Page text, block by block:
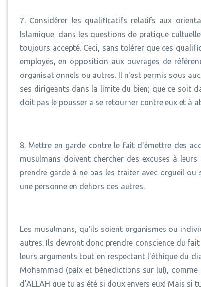
7. Considérer les qualificatifs relatifs aux
Islamique, dans les questions de pratique
toujours accepté. Ceci, sans tolérer que ces
employés, en opposition aux ouvrages de
organisationnels ou autres. Il n'est permis sous
ses dirigeants dans la limite du bien; que ce soit
doit pas le pousser à se retourner contre eux et à
8. Mettre en garde contre le fait d'émettre des
musulmans doivent chercher des excuses à
prendre garde à ne pas les traiter avec orgueil
une personne en dehors des autres.
Les musulmans, qu'ils soient organismes ou
autres. Ils devront donc prendre conscience du
leurs arguments tout en respectant l'éthique du
Mohammad (paix et bénédictions sur lui),
d'ALLAH que tu as été si doux envers eux! Mais